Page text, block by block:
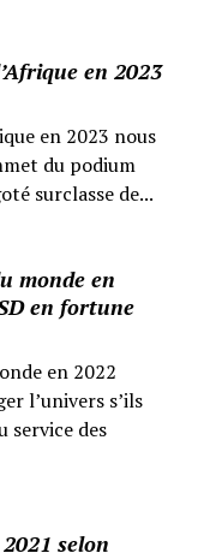
en 2023
en 2023 nous
du podium
surclasse de...
monde en
en fortune
en 2022
l’univers s’ils
service des
selon